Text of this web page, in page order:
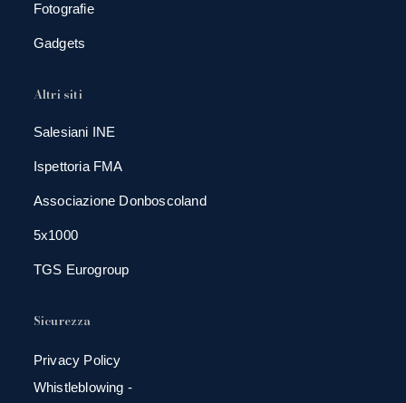
Fotografie
Gadgets
Altri siti
Salesiani INE
Ispettoria FMA
Associazione Donboscoland
5x1000
TGS Eurogroup
Sicurezza
Privacy Policy
Whistleblowing -